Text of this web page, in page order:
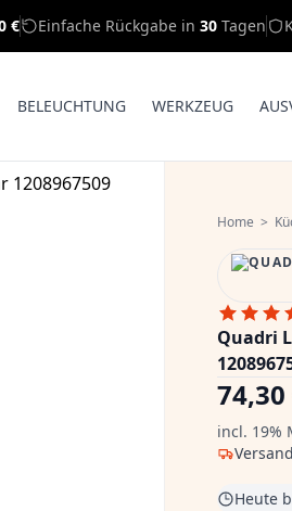
€ Einfache Rückgabe in 30 Tagen
BELEUCHTUNG WERKZEUG
Home >
Quadri
74,30
incl. 19%
Versand
Heute